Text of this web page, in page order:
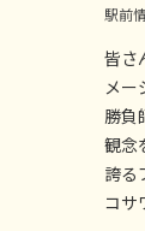
駅前
皆さ
メ
勝負
観念
誇る
コサ